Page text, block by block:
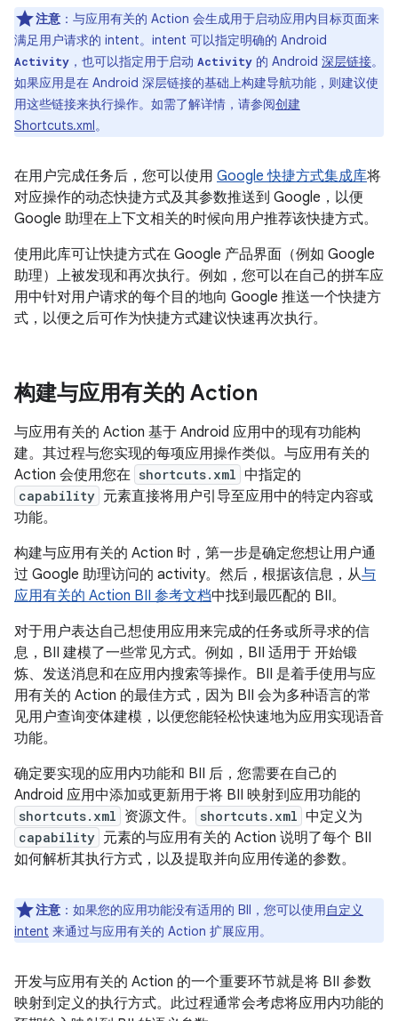
注意 ：与应用有关的 Action 会生成用于启动应用内目标页面来
满足用户请求的 intent。intent 可以指定明确的 Android
Activity ，也可以指定用于启动 Activity 的 Android 深层链接。
如果应用是在 Android 深层链接的基础上构建导航功能，则建议使
用这些链接来执行操作。如需了解详情，请参阅创建
Shortcuts.xml。
在用户完成任务后，您可以使用 Google 快捷方式集成库将
对应操作的动态快捷方式及其参数推送到 Google，以便
Google 助理在上下文相关的时候向用户推荐该快捷方式。
使用此库可让快捷方式在 Google 产品界面（例如 Google
助理）上被发现和再次执行。例如，您可以在自己的拼车应
用中针对用户请求的每个目的地向 Google 推送一个快捷方
式，以便之后可作为快捷方式建议快速再次执行。
构建与应用有关的 Action
与应用有关的 Action 基于 Android 应用中的现有功能构
建。其过程与您实现的每项应用操作类似。与应用有关的
Action 会使用您在 shortcuts.xml 中指定的
capability 元素直接将用户引导至应用中的特定内容或
功能。
构建与应用有关的 Action 时，第一步是确定您想让用户通
过 Google 助理访问的 activity。然后，根据该信息，从与
应用有关的 Action BII 参考文档中找到最匹配的 BII。
对于用户表达自己想使用应用来完成的任务或所寻求的信
息，BII 建模了一些常见方式。例如，BII 适用于 开始锻
炼、发送消息和在应用内搜索等操作。BII 是着手使用与应
用有关的 Action 的最佳方式，因为 BII 会为多种语言的常
见用户查询变体建模，以便您能轻松快速地为应用实现语音
功能。
确定要实现的应用内功能和 BII 后，您需要在自己的
Android 应用中添加或更新用于将 BII 映射到应用功能的
shortcuts.xml 资源文件。 shortcuts.xml 中定义为
capability 元素的与应用有关的 Action 说明了每个 BII
如何解析其执行方式，以及提取并向应用传递的参数。
注意 ：如果您的应用功能没有适用的 BII，您可以使用自定义
intent 来通过与应用有关的 Action 扩展应用。
开发与应用有关的 Action 的一个重要环节就是将 BII 参数
映射到定义的执行方式。此过程通常会考虑将应用内功能的